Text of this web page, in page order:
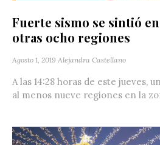
Fuerte sismo se sintió en
otras ocho regiones
Agosto 1, 2019 Alejandra Castellano
A las 14:28 horas de este jueves,
al menos nueve regiones en la